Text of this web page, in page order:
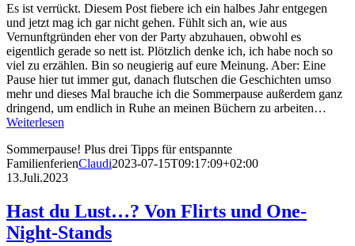
Es ist verrückt. Diesem Post fiebere ich ein halbes Jahr entgegen
und jetzt mag ich gar nicht gehen. Fühlt sich an, wie aus
Vernunftgründen eher von der Party abzuhauen, obwohl es
eigentlich gerade so nett ist. Plötzlich denke ich, ich habe noch so
viel zu erzählen. Bin so neugierig auf eure Meinung. Aber: Eine
Pause hier tut immer gut, danach flutschen die Geschichten umso
mehr und dieses Mal brauche ich die Sommerpause außerdem ganz
dringend, um endlich in Ruhe an meinen Büchern zu arbeiten…
Weiterlesen
Sommerpause! Plus drei Tipps für entspannte
FamilienferienClaudi2023-07-15T09:17:09+02:00
13.Juli.2023
Hast du Lust…? Von Flirts und One-
Night-Stands